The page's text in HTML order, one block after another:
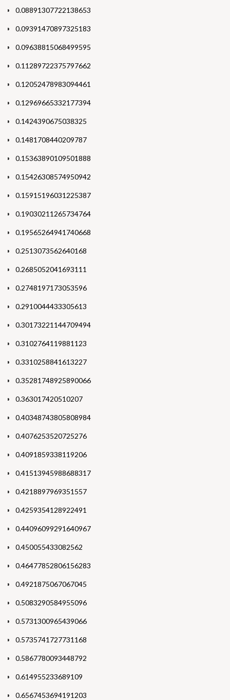
0.08891307722138653
0.09391470897325183
0.09638815068499595
0.11289722375797662
0.12052478983094461
0.12969665332177394
0.1424390675038325
0.1481708440209787
0.15363890109501888
0.15426308574950942
0.15915196031225387
0.19030211265734764
0.19565264941740668
0.2513073562640168
0.2685052041693111
0.2748197173053596
0.2910044433305613
0.30173221144709494
0.3102764119881123
0.3310258841613227
0.35281748925890066
0.363017420510207
0.40348743805808984
0.4076253520725276
0.4091859338119206
0.41513945988688317
0.4218897969351557
0.4259354128922491
0.44096099291640967
0.450055433082562
0.46477852806156283
0.4921875067067045
0.5083290584955096
0.5731300965439066
0.5735741727731168
0.5867780093448792
0.614955233689109
0.6567453694191203